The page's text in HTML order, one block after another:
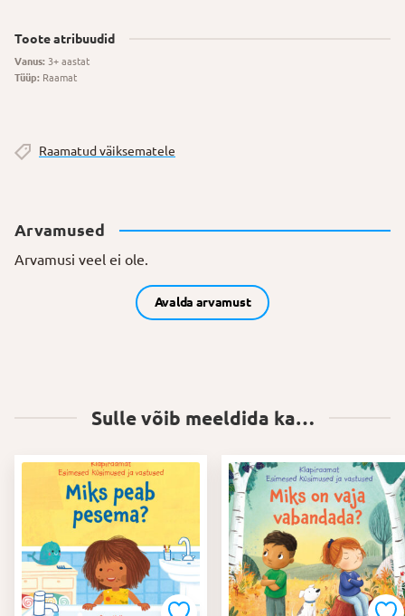
Toote atribuudid
Vanus: 3+ aastat
Tüüp: Raamat
Raamatud väiksematele
Arvamused
Arvamusi veel ei ole.
Avalda arvamust
Sulle võib meeldida ka…